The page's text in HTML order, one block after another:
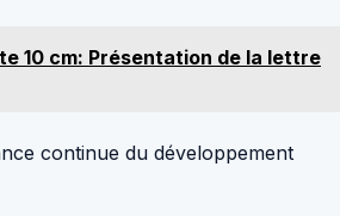
10 cm: Présentation de la lettre
continue du développement